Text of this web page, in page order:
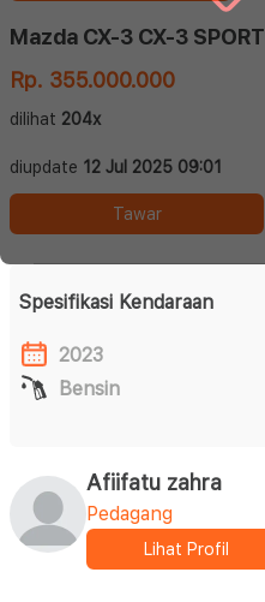
Mazda CX-3 CX-3 SPORT
Rp. 355.000.000
dilihat 204x
diupdate 12 Jul 2025 09:01
Tawar
Spesifikasi Kendaraan
2023
Bensin
Afiifatu zahra
Pedagang
Lihat Profil